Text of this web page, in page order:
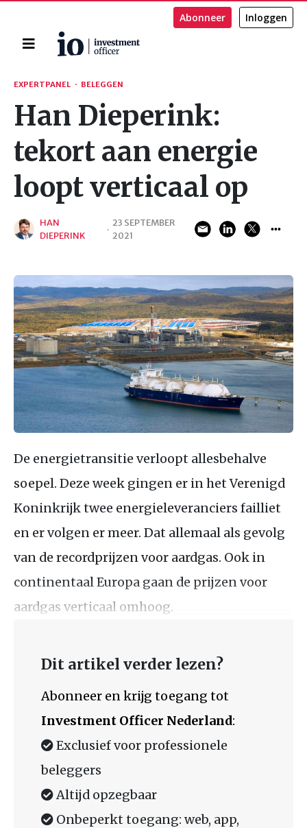
Home
Abonneer Inloggen
Zoeken
EXPERTPANEL · BELEGGEN
Han Dieperink:
tekort aan energie
loopt verticaal op
HAN
DIEPERINK
·
23 SEPTEMBER
2021
De energietransitie verloopt allesbehalve
soepel. Deze week gingen er in het Verenigd
Koninkrijk twee energieleveranciers failliet
en er volgen er meer. Dat allemaal als gevolg
van de recordprijzen voor aardgas. Ook in
continentaal Europa gaan de prijzen voor
aardgas verticaal omhoog.
Dit artikel verder lezen?
Abonneer en krijg toegang tot
Investment Officer Nederland:
Exclusief voor professionele
beleggers
Altijd opzegbaar
Onbeperkt toegang: web, app,